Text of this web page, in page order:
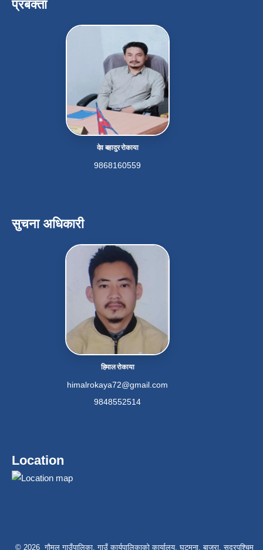
प्रबक्ता
देव बहादुर रोकाया
9868160559
सुचना अधिकारी
हिमाल रोकाया
himalrokaya72@gmail.com
9848552514
Location
© 2026 गौमुल गाउँपालिका, गाउँ कार्यपालिकाको कार्यालय, घट्मुना, बाजुरा, सुदूरपश्चिम